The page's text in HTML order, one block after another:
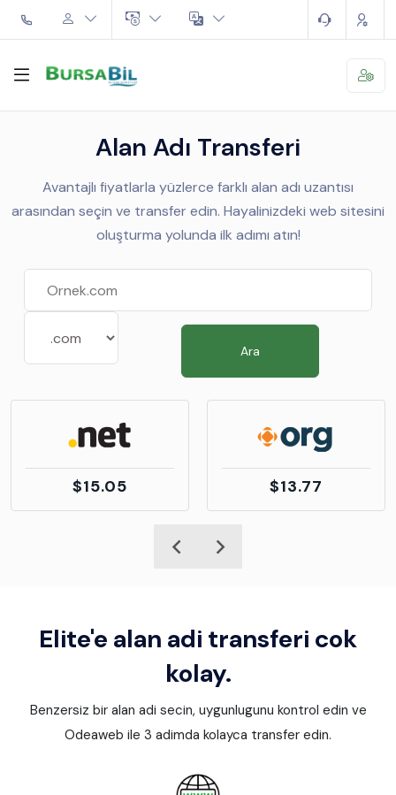
Alan Adı Transferi
Avantajlı fiyatlarla yüzlerce farklı alan adı uzantısı
arasından seçin ve transfer edin. Hayalinizdeki web sitesini
oluşturma yolunda ilk adımı atın!
Ara
$15.05 $13.77
Elite'e alan adi transferi cok
kolay.
Benzersiz bir alan adi secin, uygunlugunu kontrol edin ve
Odeaweb ile 3 adimda kolayca transfer edin.